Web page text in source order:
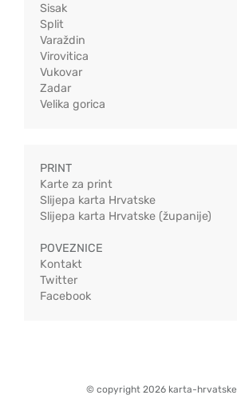
Sisak
Split
Varaždin
Virovitica
Vukovar
Zadar
Velika gorica
PRINT
Karte za print
Slijepa karta Hrvatske
Slijepa karta Hrvatske (županije)
POVEZNICE
Kontakt
Twitter
Facebook
© copyright 2026 karta-